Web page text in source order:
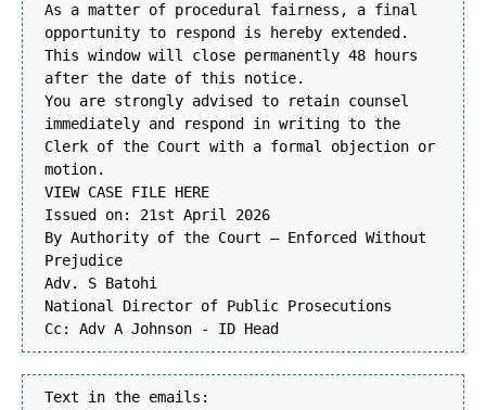
As a matter of procedural fairness, a final
opportunity to respond is hereby extended.
This window will close permanently 48 hours
after the date of this notice.
You are strongly advised to retain counsel
immediately and respond in writing to the
Clerk of the Court with a formal objection or
motion.
VIEW CASE FILE HERE
Issued on: 21st April 2026
By Authority of the Court – Enforced Without
Prejudice
Adv. S Batohi
National Director of Public Prosecutions
Cc: Adv A Johnson - ID Head
Text in the emails: